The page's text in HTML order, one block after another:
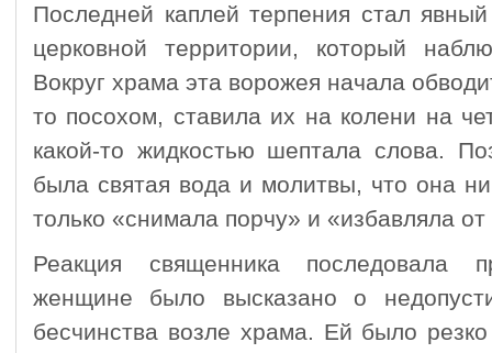
Последней каплей терпения стал
церковной территории, который
Вокруг храма эта ворожея начала
то посохом, ставила их на колени на
какой-то жидкостью шептала слова.
была святая вода и молитвы, что она
только «снимала порчу» и «избавляла
Реакция священника последовала
женщине было высказано о
бесчинства возле храма. Ей было